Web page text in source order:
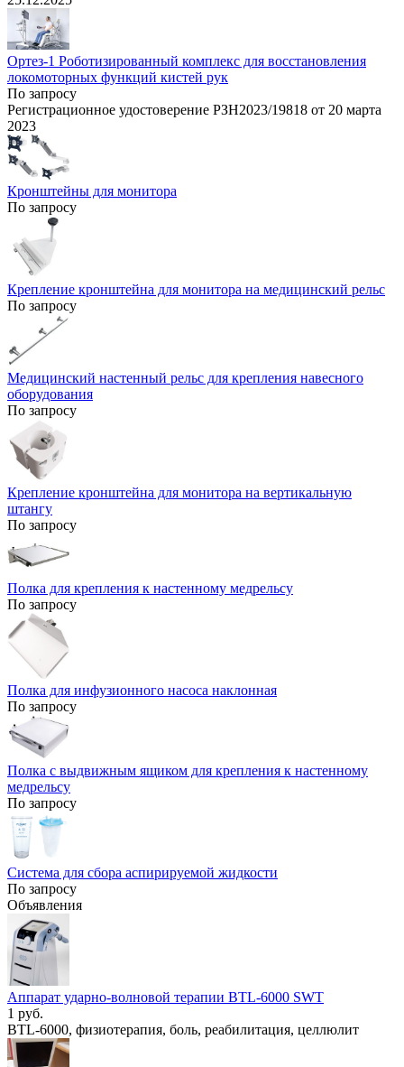
Ортез-1 Роботизированный комплекс для восстановления
локомоторных функций кистей рук
По запросу
Регистрационное удостоверение РЗН2023/19818 от 20 марта
2023
Кронштейны для монитора
По запросу
Крепление кронштейна для монитора на медицинский рельс
По запросу
Медицинский настенный рельс для крепления навесного
оборудования
По запросу
Крепление кронштейна для монитора на вертикальную
штангу
По запросу
Полка для крепления к настенному медрельсу
По запросу
Полка для инфузионного насоса наклонная
По запросу
Полка с выдвижным ящиком для крепления к настенному
медрельсу
По запросу
Система для сбора аспирируемой жидкости
По запросу
Объявления
Аппарат ударно-волновой терапии BTL-6000 SWT
1 руб.
BTL-6000, физиотерапия, боль, реабилитация, целлюлит